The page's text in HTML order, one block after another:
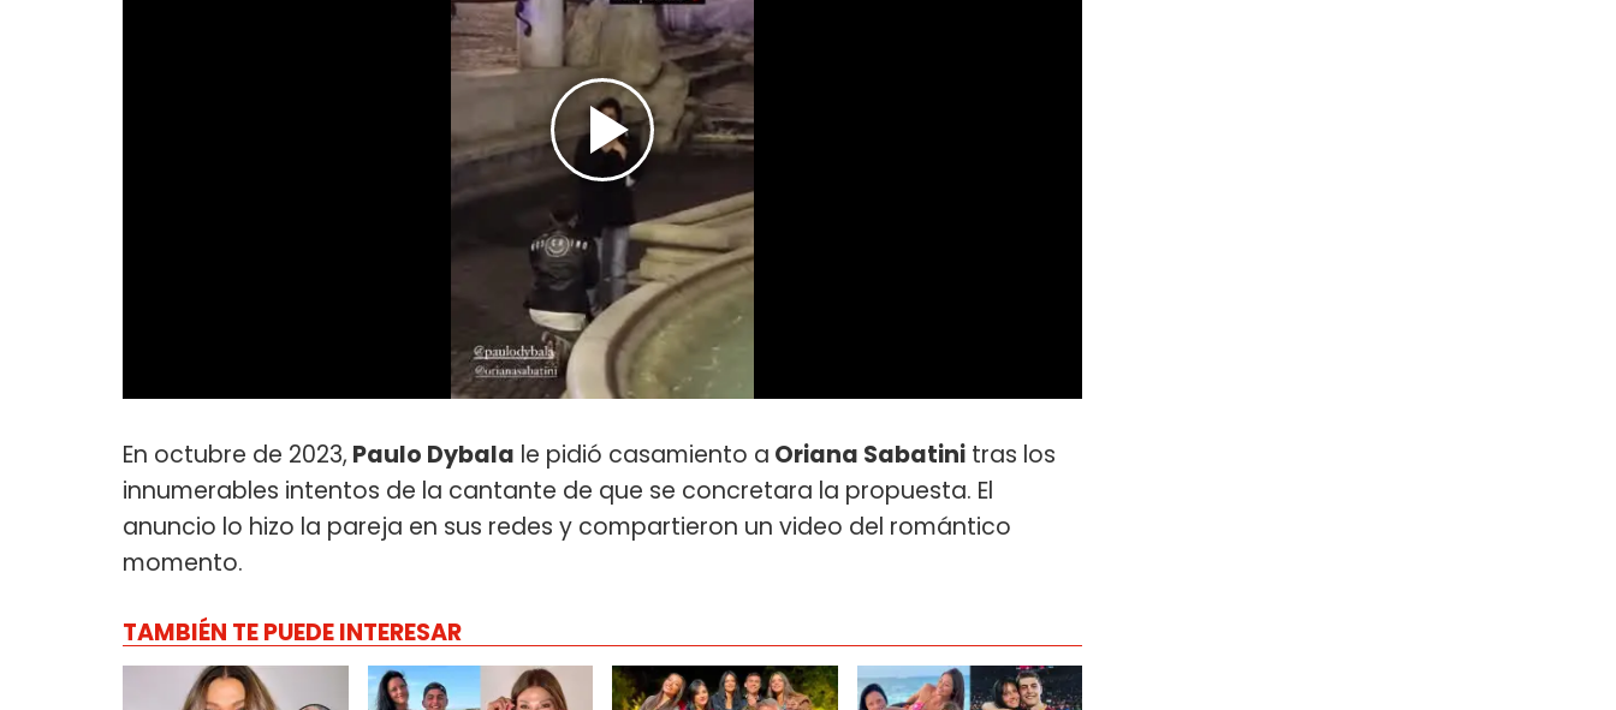
En octubre de 2023, Paulo Dybala le pidió casamiento a Oriana Sabatini tras los
innumerables intentos de la cantante de que se concretara la propuesta. El
anuncio lo hizo la pareja en sus redes y compartieron un video del romántico
momento.
TAMBIÉN TE PUEDE INTERESAR